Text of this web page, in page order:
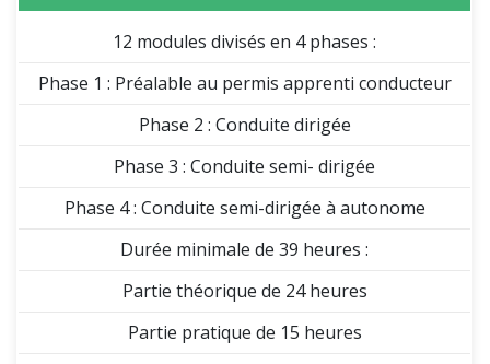
12 modules divisés en 4 phases :
Phase 1 : Préalable au permis apprenti conducteur
Phase 2 : Conduite dirigée
Phase 3 : Conduite semi- dirigée
Phase 4 : Conduite semi-dirigée à autonome
Durée minimale de 39 heures :
Partie théorique de 24 heures
Partie pratique de 15 heures